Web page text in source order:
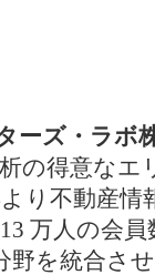
ーズ・ラボ
の得意なエ
り不動産情
万人の会
野を統合さ